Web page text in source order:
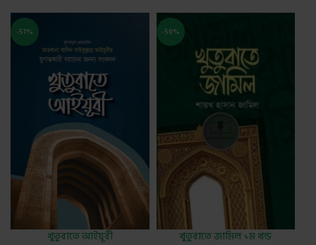
-51%
খুতুবাতে আইয়ূবী
-50%
খুতুবাতে জামিল ১ম খন্ড